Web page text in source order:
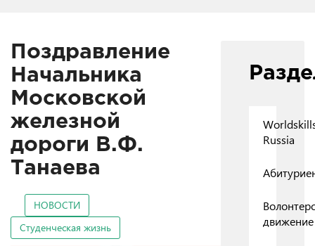
Поздравление
Начальника
Московской
железной
дороги В.Ф.
Танаева
НОВОСТИ
Студенческая жизнь
Russia
движение